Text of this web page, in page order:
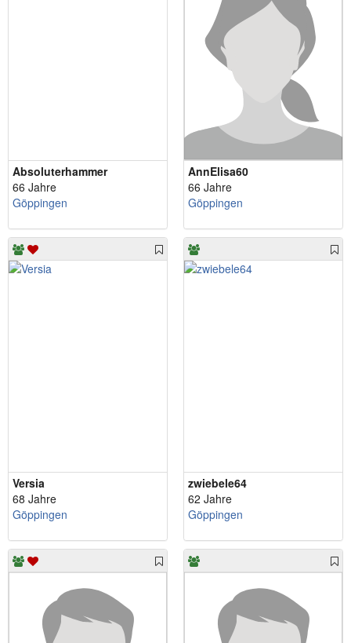
Absoluterhammer
66 Jahre
Göppingen
AnnElisa60
66 Jahre
Göppingen
Versia
68 Jahre
Göppingen
zwiebele64
62 Jahre
Göppingen